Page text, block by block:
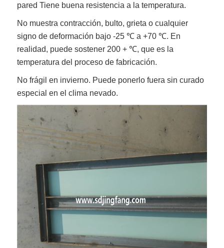
pared Tiene buena resistencia a la temperatura.
No muestra contracción, bulto, grieta o cualquier
signo de deformación bajo -25 ℃ a +70 ℃. En
realidad, puede sostener 200 + ℃, que es la
temperatura del proceso de fabricación.
No frágil en invierno. Puede ponerlo fuera sin curado
especial en el clima nevado.